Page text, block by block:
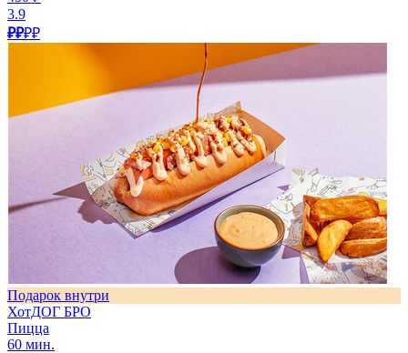
3.9
₽₽₽₽
Подарок внутри
ХотДОГ БРО
Пицца
60 мин.